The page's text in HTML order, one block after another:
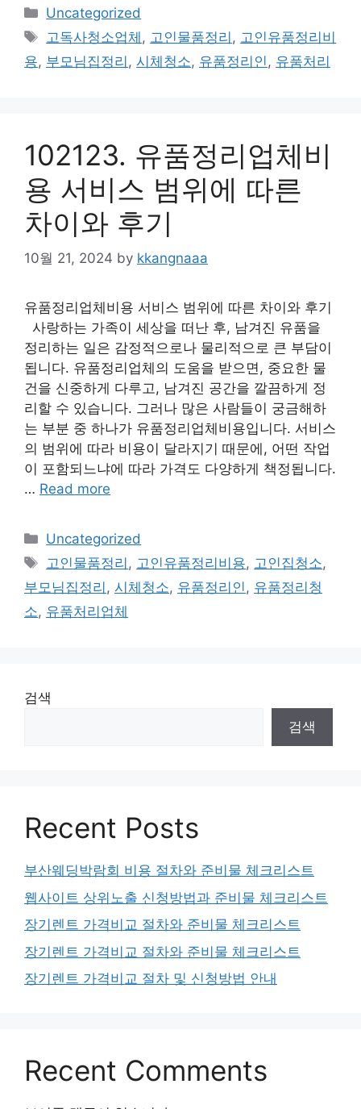
Categories
Uncategorized
Tags
고독사청소업체 , 고인물품정리 , 고인유품정리비
용, 부모님집정리 , 시체청소, 유품정리인 , 유품처리
102123. 유품정리업체비
용 서비스 범위에 따른
차이와 후기
10월 21, 2024 by kkangnaaa
유품정리업체비용 서비스 범위에 따른 차이와 후기
사랑하는 가족이 세상을 떠난 후, 남겨진 유품을
정리하는 일은 감정적으로나 물리적으로 큰 부담이
됩니다. 유품정리업체의 도움을 받으면, 중요한 물
건을 신중하게 다루고, 남겨진 공간을 깔끔하게 정
리할 수 있습니다. 그러나 많은 사람들이 궁금해하
는 부분 중 하나가 유품정리업체비용입니다. 서비스
의 범위에 따라 비용이 달라지기 때문에, 어떤 작업
이 포함되느냐에 따라 가격도 다양하게 책정됩니다.
… Read more
Categories
Uncategorized
Tags
고인물품정리 , 고인유품정리비용, 고인집청소,
부모님집정리 , 시체청소, 유품정리인, 유품정리청
소, 유품처리업체
검색
검색
Recent Posts
부산웨딩박람회 비용 절차와 준비물 체크리스트
웹사이트 상위노출 신청방법과 준비물 체크리스트
장기렌트 가격비교 절차와 준비물 체크리스트
장기렌트 가격비교 절차와 준비물 체크리스트
장기렌트 가격비교 절차 및 신청방법 안내
Recent Comments